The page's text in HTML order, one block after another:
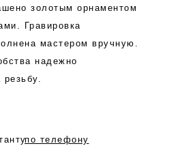
золотым орнаментом
Гравировка
мастером вручную.
надежно
по телефону